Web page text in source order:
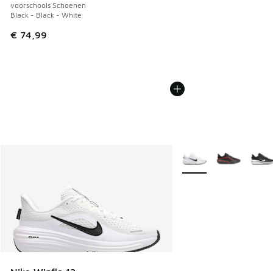
voorschools Schoenen
Black - Black - White
€ 74,99
Meer kleuren